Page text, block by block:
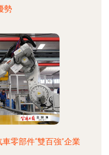
勢
零部件“雙百強”企業